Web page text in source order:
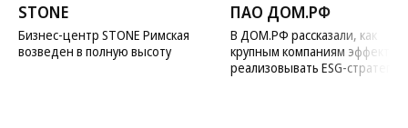
STONE
Бизнес-центр STONE Римская
возведен в полную высоту
ПАО ДОМ.РФ
В ДОМ.РФ рассказали, как
крупным компаниям
реализовывать ESG-стратегию